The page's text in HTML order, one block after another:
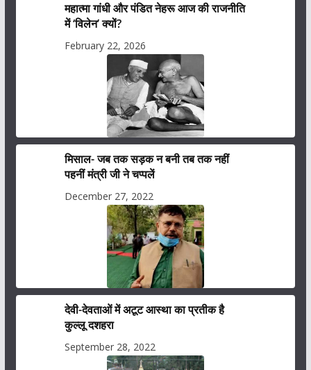
महात्मा गांधी और पंडित नेहरू आज की राजनीति
में ‘विलेन’ क्यों?
February 22, 2026
मिसाल- जब तक सड़क न बनी तब तक नहीं
पहनीं मंत्री जी ने चप्पलें
December 27, 2022
देवी-देवताओं में अटूट आस्था का प्रतीक है
कुल्लू दशहरा
September 28, 2022